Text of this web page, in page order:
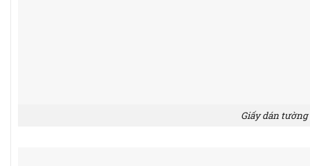
Giấy dán tường